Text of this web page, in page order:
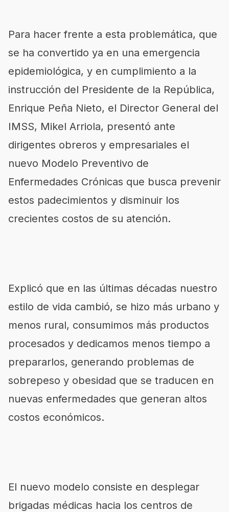
Para hacer frente a esta problemática, que
se ha convertido ya en una emergencia
epidemiológica, y en cumplimiento a la
instrucción del Presidente de la República,
Enrique Peña Nieto, el Director General del
IMSS, Mikel Arriola, presentó ante
dirigentes obreros y empresariales el
nuevo Modelo Preventivo de
Enfermedades Crónicas que busca prevenir
estos padecimientos y disminuir los
crecientes costos de su atención.
Explicó que en las últimas décadas nuestro
estilo de vida cambió, se hizo más urbano y
menos rural, consumimos más productos
procesados y dedicamos menos tiempo a
prepararlos, generando problemas de
sobrepeso y obesidad que se traducen en
nuevas enfermedades que generan altos
costos económicos.
El nuevo modelo consiste en desplegar
brigadas médicas hacia los centros de